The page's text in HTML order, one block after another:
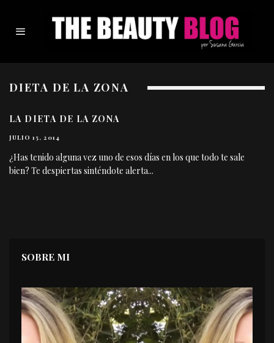
DIETA DE LA ZONA
LA DIETA DE LA ZONA
JULIO 15, 2014
¿Has tenido alguna vez uno de esos días en los que todo te sale
bien? Te despiertas sinténdote alerta...
SOBRE MI